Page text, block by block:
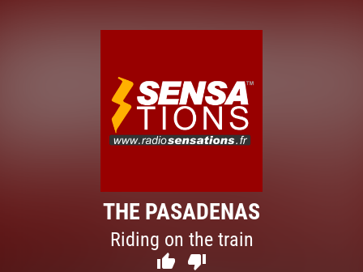
THE PASADENAS
Riding on the train
 